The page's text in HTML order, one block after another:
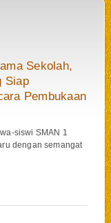
Sekolah,
Siap
Pembukaan
siswi SMAN 1
dengan semangat